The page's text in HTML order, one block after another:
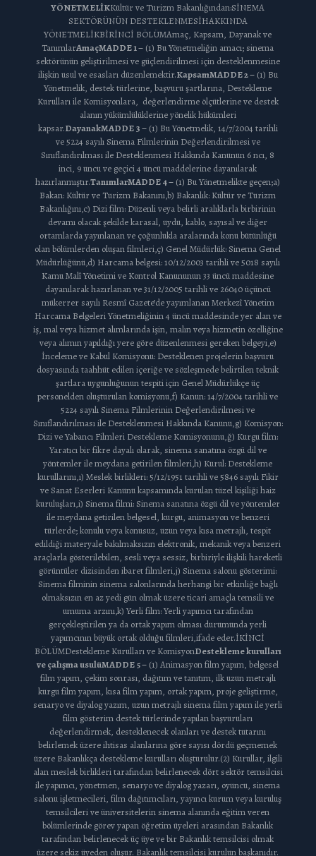
YÖNETMELİKKültür ve Turizm Bakanlığından:SİNEMA
SEKTÖRÜNÜN DESTEKLENMESİHAKKINDA
YÖNETMELİKBİRİNCİ BÖLÜMAmaç, Kapsam, Dayanak ve
TanımlarAmaçMADDE 1 – (1) Bu Yönetmeliğin amacı; sinema
sektörünün geliştirilmesi ve güçlendirilmesi için desteklenmesine
ilişkin usul ve esasları düzenlemektir.KapsamMADDE 2 –(1) Bu
Yönetmelik, destek türlerine, başvuru şartlarına, Destekleme
Kurulları ile Komisyonlara, değerlendirme ölçütlerine ve destek
alanın yükümlülüklerine yönelik hükümleri
kapsar.DayanakMADDE 3 –(1) Bu Yönetmelik, 14/7/2004 tarihli
ve 5224 sayılı Sinema Filmlerinin Değerlendirilmesi ve
Sınıflandırılması ile Desteklenmesi Hakkında Kanunun 6 ncı, 8
inci, 9 uncu ve geçici 4 üncü maddelerine dayanılarak
hazırlanmıştır.TanımlarMADDE 4 – (1) Bu Yönetmelikte geçen;a)
Bakan: Kültür ve Turizm Bakanını,b) Bakanlık: Kültür ve Turizm
Bakanlığını,c) Dizi film: Düzenli veya belirli aralıklarla birbirinin
devamı olacak şekilde karasal, uydu, kablo, sayısal ve diğer
ortamlarda yayınlanan ve çoğunlukla aralarında konu bütünlüğü
olan bölümlerden oluşan filmleri,ç) Genel Müdürlük: Sinema Genel
Müdürlüğünü,d) Harcama belgesi: 10/12/2003 tarihli ve 5018 sayılı
Kamu Malî Yönetimi ve Kontrol Kanununun 33 üncü maddesine
dayanılarak hazırlanan ve 31/12/2005 tarihli ve 26040 üçüncü
mükerrer sayılı Resmî Gazete’de yayımlanan Merkezî Yönetim
Harcama Belgeleri Yönetmeliğinin 4 üncü maddesinde yer alan ve
iş, mal veya hizmet alımlarında işin, malın veya hizmetin özelliğine
veya alımın yapıldığı yere göre düzenlenmesi gereken belgeyi,e)
İnceleme ve Kabul Komisyonu: Desteklenen projelerin başvuru
dosyasında taahhüt edilen içeriğe ve sözleşmede belirtilen teknik
şartlara uygunluğunun tespiti için Genel Müdürlükçe üç
personelden oluşturulan komisyonu,f) Kanun: 14/7/2004 tarihli ve
5224 sayılı Sinema Filmlerinin Değerlendirilmesi ve
Sınıflandırılması ile Desteklenmesi Hakkında Kanunu,g) Komisyon:
Dizi ve Yabancı Filmleri Destekleme Komisyonunu,ğ) Kurgu film:
Yaratıcı bir fikre dayalı olarak, sinema sanatına özgü dil ve
yöntemler ile meydana getirilen filmleri,h) Kurul: Destekleme
kurullarını,ı) Meslek birlikleri: 5/12/1951 tarihli ve 5846 sayılı Fikir
ve Sanat Eserleri Kanunu kapsamında kurulan tüzel kişiliği haiz
kuruluşları,i) Sinema filmi: Sinema sanatına özgü dil ve yöntemler
ile meydana getirilen belgesel, kurgu, animasyon ve benzeri
türlerde; konulu veya konusuz, uzun veya kısa metrajlı, tespit
edildiği materyale bakılmaksızın elektronik, mekanik veya benzeri
araçlarla gösterilebilen, sesli veya sessiz, birbiriyle ilişkili hareketli
görüntüler dizisinden ibaret filmleri,j) Sinema salonu gösterimi:
Sinema filminin sinema salonlarında herhangi bir etkinliğe bağlı
olmaksızın en az yedi gün olmak üzere ticari amaçla temsili ve
umuma arzını,k) Yerli film: Yerli yapımcı tarafından
gerçekleştirilen ya da ortak yapım olması durumunda yerli
yapımcının büyük ortak olduğu filmleri,ifade eder.İKİNCİ
BÖLÜMDestekleme Kurulları ve KomisyonDestekleme kurulları
ve çalışma usulüMADDE 5 – (1) Animasyon film yapım, belgesel
film yapım, çekim sonrası, dağıtım ve tanıtım, ilk uzun metrajlı
kurgu film yapım, kısa film yapım, ortak yapım, proje geliştirme,
senaryo ve diyalog yazım, uzun metrajlı sinema film yapım ile yerli
film gösterim destek türlerinde yapılan başvuruları
değerlendirmek, desteklenecek olanları ve destek tutarını
belirlemek üzere ihtisas alanlarına göre sayısı dördü geçmemek
üzere Bakanlıkça destekleme kurulları oluşturulur.(2) Kurullar, ilgili
alan meslek birlikleri tarafından belirlenecek dört sektör temsilcisi
ile yapımcı, yönetmen, senaryo ve diyalog yazarı, oyuncu, sinema
salonu işletmecileri, film dağıtımcıları, yayıncı kurum veya kuruluş
temsilcileri ve üniversitelerin sinema alanında eğitim veren
bölümlerinde görev yapan öğretim üyeleri arasından Bakanlık
tarafından belirlenecek üç üye ve bir Bakanlık temsilcisi olmak
üzere sekiz üyeden oluşur. Bakanlık temsilcisi kurulun başkanıdır.